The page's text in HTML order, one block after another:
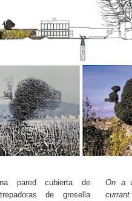
pared cubierta de
de grosella
On a